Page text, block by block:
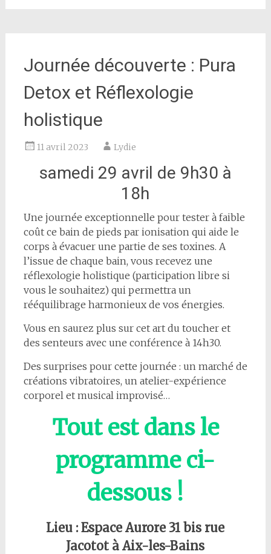
Journée découverte : Pura
Detox et Réflexologie
holistique
11 avril 2023 Lydie
samedi 29 avril de 9h30 à
18h
Une journée exceptionnelle pour tester à faible
coût ce bain de pieds par ionisation qui aide le
corps à évacuer une partie de ses toxines. A
l’issue de chaque bain, vous recevez une
réflexologie holistique (participation libre si
vous le souhaitez) qui permettra un
rééquilibrage harmonieux de vos énergies.
Vous en saurez plus sur cet art du toucher et
des senteurs avec une conférence à 14h30.
Des surprises pour cette journée : un marché de
créations vibratoires, un atelier-expérience
corporel et musical improvisé…
Tout est dans le
programme ci-
dessous !
Lieu : Espace Aurore 31 bis rue
Jacotot à Aix-les-Bains